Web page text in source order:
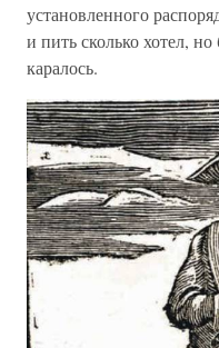
установленного
и пить сколько хотел,
каралось.